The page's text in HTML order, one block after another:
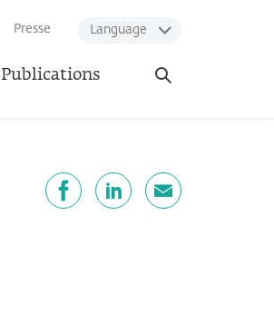
Presse Language
Publications
Ouvrir
la